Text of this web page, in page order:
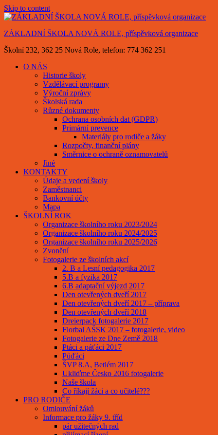
Skip to content
ZÁKLADNÍ ŠKOLA NOVÁ ROLE, příspěvková organizace
Školní 232, 362 25 Nová Role, telefon: 774 362 251
O NÁS
Historie školy
Vzdělávací programy
Výroční zprávy
Školská rada
Různé dokumenty
Ochrana osobních dat (GDPR)
Primární prevence
Materiály pro rodiče a žáky
Rozpočty, finanční plány
Směrnice o ochraně oznamovatelů
Jiné
KONTAKTY
Údaje a vedení školy
Zaměstnanci
Bankovní účty
Mapa
ŠKOLNÍ ROK
Organizace školního roku 2023/2024
Organizace školního roku 2024/2025
Organizace školního roku 2025/2026
Zvonění
Fotogalerie ze školních akcí
2. B a Lesní pedagogika 2017
5.B a fyzika 2017
6.B adaptační výjezd 2017
Den otevřených dveří 2017
Den otevřených dveří 2017 – příprava
Den otevřených dveří 2018
Dreierpack fotogalerie 2017
Florbal AŠSK 2017 – fotogalerie, video
Fotogalerie ze Dne Země 2018
Ptáci a páťáci 2017
Půďáci
ŠVP 8.A, Betlém 2017
Ukliďme Česko 2016 fotogalerie
Naše škola
Co říkají žáci a co učitelé???
PRO RODIČE
Omlouvání žáků
Informace pro žáky 9. tříd
pár užitečných rad